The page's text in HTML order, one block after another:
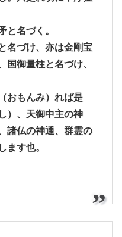
と名づく。
名づけ、亦は金剛宝
国御量柱と名づけ、
おもんみ）れば是
）、天御中主の神
諸仏の神通、群霊の
ます也。